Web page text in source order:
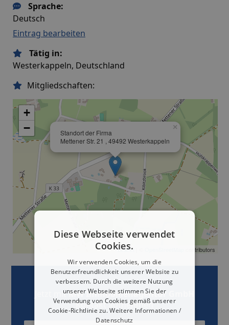
Sprache:
Deutsch
Eintrag bearbeiten
Tätig in:
Westerkappeln, Deutschland
Mitgliedschaften:
Standort der Firma
Mettener Str. 21 , 49492 Westerkappeln
×
+
−
Leaflet contributors
Jetzt mitMW Immobilienagentur GmbH
Kontakt aufnehmen
Diese Webseite verwendet
Cookies.
Wir verwenden Cookies, um die
Benutzerfreundlichkeit unserer Website zu
verbessern. Durch die weitere Nutzung
unserer Webseite stimmen Sie der
Verwendung von Cookies gemäß unserer
Cookie-Richtlinie zu.Weitere Informationen /
Datenschutz